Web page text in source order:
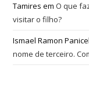
Tamires emO que
visitar o filho?
Ismael Ramon
nome de terceiro.